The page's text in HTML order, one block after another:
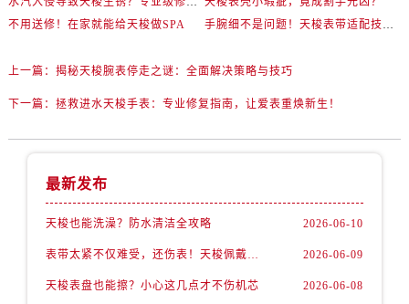
不用送修！在家就能给天梭做SPA
上一篇： 揭秘天梭腕表停走之谜：全面解决策略与技巧
下一篇： 拯救进水天梭手表：专业修复指南，让爱表重焕新生！
最新发布
天梭也能洗澡？防水清洁全攻略 2026-06-10
2026-06-09
天梭表盘也能擦？小心这几点才不伤机芯 2026-06-08